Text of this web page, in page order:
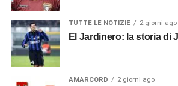
TUTTE LE NOTIZIE 2 giorni ago
El Jardinero: la storia di
AMARCORD 2 giorni ago